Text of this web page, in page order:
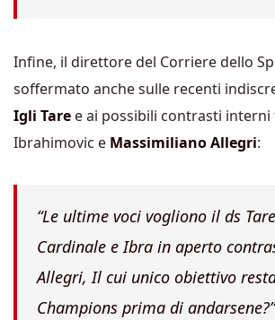
Infine, il direttore del Corriere dello
soffermato anche sulle recenti
Igli Tare e ai possibili contrasti interni
Ibrahimovic e Massimiliano Allegri:
“Le ultime voci vogliono il ds
Cardinale e Ibra in aperto
Allegri, Il cui unico obiettivo
Champions prima di